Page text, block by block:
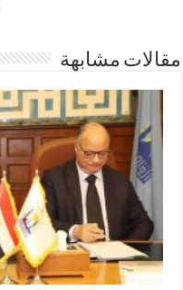
مقالات مشابهة